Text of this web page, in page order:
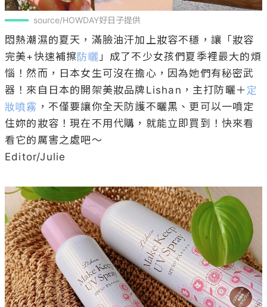
source/HOWDAY好日子提供
悶熱潮濕的夏天，滿臉油汗加上妝容不穩，讓「妝容
完美+快速補擦防曬 」成了不少女孩們夏季裡最大的煩
惱！然而，日本女生可沒在擔心，因為她們有秘密武
器！來自日本的開架美妝品牌Lishan，主打防曬＋ 定
妝噴霧 ，不僅要讓你全天防護不曬黑、更可以一噴定
住妳的妝容！現在不用代購，就能立即買到！快來看
看它的厲害之處吧～
Editor/Julie